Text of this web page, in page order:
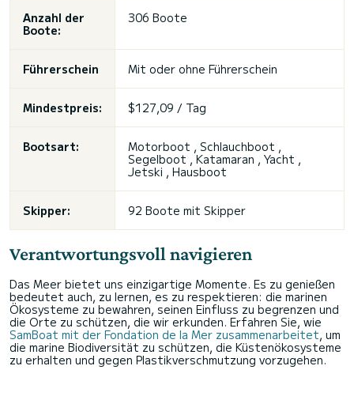
Anzahl der
Boote:
306 Boote
Führerschein Mit oder ohne Führerschein
Mindestpreis: $127,09 / Tag
Bootsart:
Motorboot , Schlauchboot ,
Segelboot , Katamaran , Yacht ,
Jetski , Hausboot
Skipper: 92 Boote mit Skipper
Verantwortungsvoll navigieren
Das Meer bietet uns einzigartige Momente. Es zu genießen
bedeutet auch, zu lernen, es zu respektieren: die marinen
Ökosysteme zu bewahren, seinen Einfluss zu begrenzen und
die Orte zu schützen, die wir erkunden. Erfahren Sie, wie
SamBoat mit der Fondation de la Mer zusammenarbeitet, um
die marine Biodiversität zu schützen, die Küstenökosysteme
zu erhalten und gegen Plastikverschmutzung vorzugehen.